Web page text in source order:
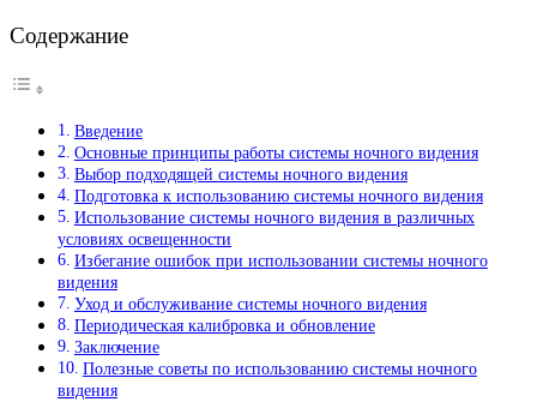
Содержание
Введение
Основные принципы работы системы ночного видения
Выбор подходящей системы ночного видения
Подготовка к использованию системы ночного видения
Использование системы ночного видения в различных
условиях освещенности
Избегание ошибок при использовании системы ночного
видения
Уход и обслуживание системы ночного видения
Периодическая калибровка и обновление
Заключение
Полезные советы по использованию системы ночного
видения